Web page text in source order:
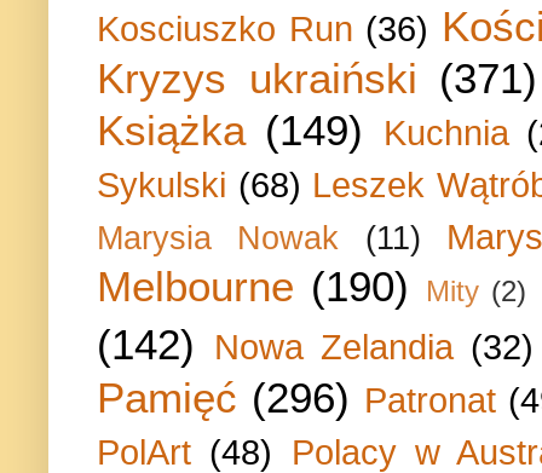
Kosciuszko Run (36)
Kryzys ukraiński (371)
Książka (149) Kuchnia
Sykulski (68) Leszek
Marysia Nowak (11)
Melbourne (190) Mity (2)
(142) Nowa Zelandia (32)
Pamięć (296) Patronat
PolArt (48) Polacy w